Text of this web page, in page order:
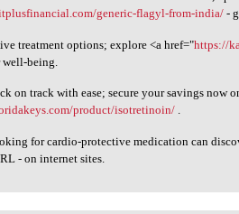
need effectivegeneric-flagyl-from-india/-
treatment options; explore <a href="https://
being.
on track with ease; secure your savings
product/isotretinoin/ .
for cardio-protective medication can
- on internet sites.